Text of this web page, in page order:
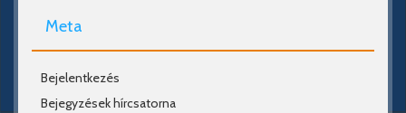
Meta
Bejelentkezés
Bejegyzések hírcsatorna